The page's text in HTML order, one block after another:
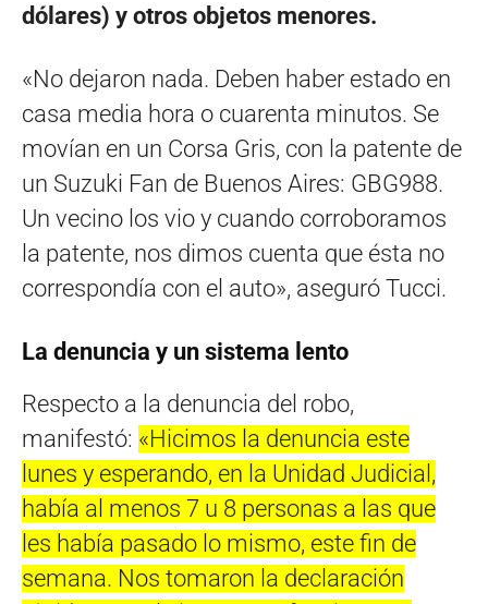
dólares) y otros objetos menores.
«No dejaron nada. Deben haber estado en
casa media hora o cuarenta minutos. Se
movían en un Corsa Gris, con la patente de
un Suzuki Fan de Buenos Aires: GBG988.
Un vecino los vio y cuando corroboramos
la patente, nos dimos cuenta que ésta no
correspondía con el auto», aseguró Tucci.
La denuncia y un sistema lento
Respecto a la denuncia del robo,
manifestó: «Hicimos la denuncia este
lunes y esperando, en la Unidad Judicial,
había al menos 7 u 8 personas a las que
les había pasado lo mismo, este fin de
semana. Nos tomaron la declaración